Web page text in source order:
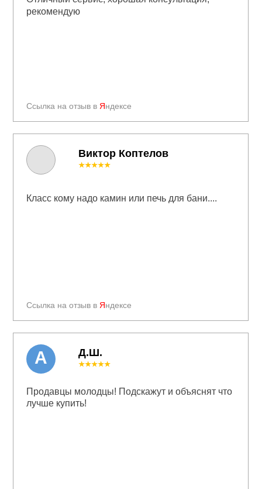
Ссылка на отзыв в Яндексе
рекомендую
Ссылка на отзыв в Яндексе
★★★★★
Класс кому надо камин или печь для бани....
Д.Ш.
★★★★★
Продавцы молодцы! Подскажут и объяснят что
лучше купить!
А
Виктор Коптелов